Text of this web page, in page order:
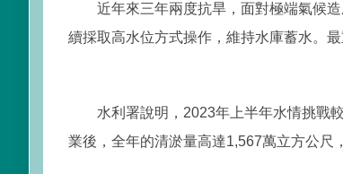
近年來三年兩度抗旱，面對極端氣候造
續採取高水位方式操作，維持水庫蓄水。
水利署說明，2023年上半年水情挑戰較
業後，全年的清淤量高達1,567萬立方公尺